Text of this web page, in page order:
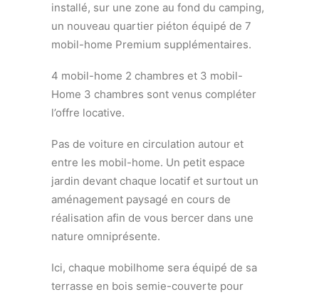
installé, sur une zone au fond du camping,
un nouveau quartier piéton équipé de 7
mobil-home Premium supplémentaires.
4 mobil-home 2 chambres et 3 mobil-
Home 3 chambres sont venus compléter
l’offre locative.
Pas de voiture en circulation autour et
entre les mobil-home. Un petit espace
jardin devant chaque locatif et surtout un
aménagement paysagé en cours de
réalisation afin de vous bercer dans une
nature omniprésente.
Ici, chaque mobilhome sera équipé de sa
terrasse en bois semie-couverte pour